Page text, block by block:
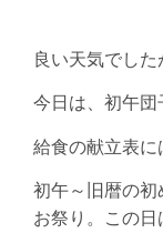
良い天気でした
今日は、初午団
給食の献立表に
初午～旧暦の初
お祭り。この